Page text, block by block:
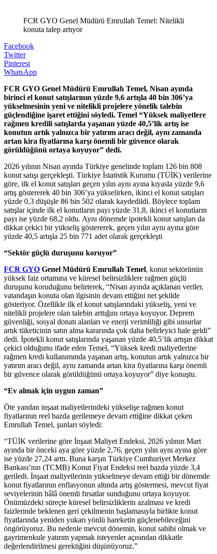
FCR GYO Genel Müdürü Emrullah Temel: Nitelikli
konuta talep artıyor
Facebook
Twitter
Pinterest
WhatsApp
FCR GYO Genel Müdürü Emrullah Temel, Nisan ayında
birinci el konut satışlarının yüzde 9,6 artışla 40 bin 306’ya
yükselmesinin yeni ve nitelikli projelere yönelik talebin
güçlendiğine işaret ettiğini söyledi. Temel “Yüksek maliyetlere
rağmen kredili satışlarda yaşanan yüzde 40,5’lik artış ise
konutun artık yalnızca bir yatırım aracı değil, aynı zamanda
artan kira fiyatlarına karşı önemli bir güvence olarak
görüldüğünü ortaya koyuyor” dedi.
2026 yılının Nisan ayında Türkiye genelinde toplam 126 bin 808
konut satışı gerçekleşti. Türkiye İstatistik Kurumu (TÜİK) verilerine
göre, ilk el konut satışları geçen yılın aynı ayına kıyasla yüzde 9,6
artış göstererek 40 bin 306’ya yükselirken, ikinci el konut satışları
yüzde 0,3 düşüşle 86 bin 502 olarak kaydedildi. Böylece toplam
satışlar içinde ilk el konutların payı yüzde 31,8, ikinci el konutların
payı ise yüzde 68,2 oldu. Aynı dönemde ipotekli konut satışları da
dikkat çekici bir yükseliş göstererek, geçen yılın aynı ayına göre
yüzde 40,5 artışla 25 bin 771 adet olarak gerçekleşti
“Sektör güçlü duruşunu koruyor”
FCR GYO Genel Müdürü Emrullah Temel, konut sektörünün
yüksek faiz ortamına ve küresel belirsizliklere rağmen güçlü
duruşunu koruduğunu belirterek, “Nisan ayında açıklanan veriler,
vatandaşın konuta olan ilgisinin devam ettiğini net şekilde
gösteriyor. Özellikle ilk el konut satışlarındaki yükseliş, yeni ve
nitelikli projelere olan talebin arttığını ortaya koyuyor. Deprem
güvenliği, sosyal donatı alanları ve enerji verimliliği gibi unsurlar
artık tüketicinin satın alma kararında çok daha belirleyici hale geldi”
dedi. İpotekli konut satışlarında yaşanan yüzde 40,5’lik artışın dikkat
çekici olduğunu ifade eden Temel, “Yüksek kredi maliyetlerine
rağmen kredi kullanımında yaşanan artış, konutun artık yalnızca bir
yatırım aracı değil, aynı zamanda artan kira fiyatlarına karşı önemli
bir güvence olarak görüldüğünü ortaya koyuyor” diye konuştu.
“Ev almak için uygun zaman”
Öte yandan inşaat maliyetlerindeki yükselişe rağmen konut
fiyatlarının reel bazda gerilemeye devam ettiğine dikkat çeken
Emrullah Temel, şunları söyledi:
“TÜİK verilerine göre İnşaat Maliyet Endeksi, 2026 yılının Mart
ayında bir önceki aya göre yüzde 2,76, geçen yılın aynı ayına göre
ise yüzde 27,24 arttı. Buna karşın Türkiye Cumhuriyet Merkez
Bankası’nın (TCMB) Konut Fiyat Endeksi reel bazda yüzde 3,4
geriledi. İnşaat maliyetlerinin yükselmeye devam ettiği bir dönemde
konut fiyatlarının enflasyonun altında artış göstermesi, mevcut fiyat
seviyelerinin hâlâ önemli fırsatlar sunduğunu ortaya koyuyor.
Önümüzdeki süreçte küresel belirsizliklerin azalması ve kredi
faizlerinde beklenen geri çekilmenin başlamasıyla birlikte konut
fiyatlarında yeniden yukarı yönlü hareketin güçlenebileceğini
öngörüyoruz. Bu nedenle mevcut dönemin, konut sahibi olmak ve
gayrimenkule yatırım yapmak isteyenler açısından dikkatle
değerlendirilmesi gerektiğini düşünüyoruz.”